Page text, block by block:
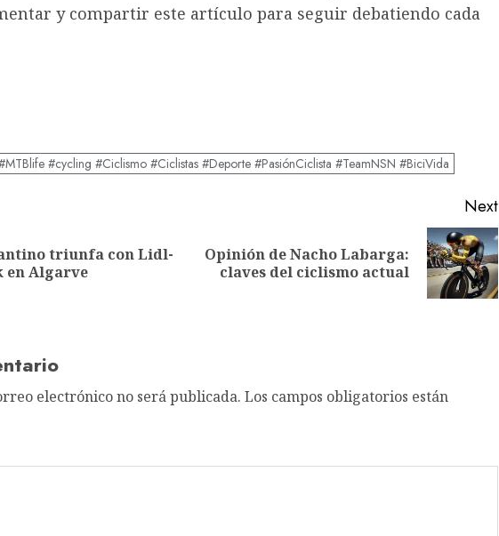
y compartir este artículo para seguir debatiendo cada
#cycling #Ciclismo #Ciclistas #Deporte #PasiónCiclista #TeamNSN #BiciVida
Previous
post:
triunfa con Lidl-
en Algarve
Next
Next
post:
Opinión de Nacho Labarga:
claves del ciclismo actual
electrónico no será publicada. Los campos obligatorios están